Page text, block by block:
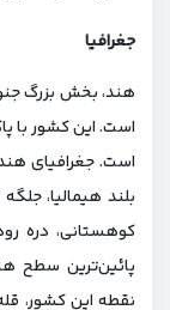
جغرافیا
هند، بخش بزرگ
است. این کشور با
است. جغرافیای
بلند هیمالیا،
کوهستانی، دره
پائین‌ترین سطح